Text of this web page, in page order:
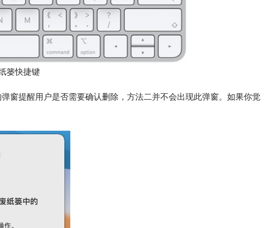
篓快捷键
提醒用户是否需要确认删除，方法二并不会出现此弹窗。如果你觉